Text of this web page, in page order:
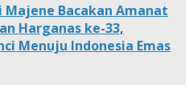
Majene Bacakan Amanat
Harganas ke-33,
Menuju Indonesia Emas